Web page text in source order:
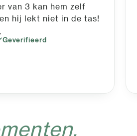
van 3 kan hem zelf
hij lekt niet in de tas!
Geverifieerd